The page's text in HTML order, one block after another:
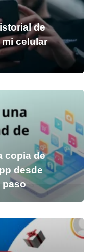
de
celular
copia de
desde
paso